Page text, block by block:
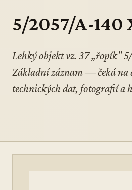
5/2057/A-140
Lehký objekt vz. 37 „řopík"
Základní záznam — čeká na
technických dat, fotografií a